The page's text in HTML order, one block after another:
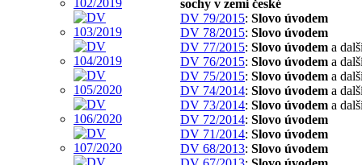
sochy v zemi české
DV 79/2015: Slovo úvodem
DV 78/2015: Slovo úvodem
DV 77/2015: Slovo úvodem a
DV 76/2015: Slovo úvodem a
DV 75/2015: Slovo úvodem a
DV 74/2014: Slovo úvodem a
DV 73/2014: Slovo úvodem a
DV 72/2014: Slovo úvodem
DV 71/2014: Slovo úvodem
DV 68/2013: Slovo úvodem